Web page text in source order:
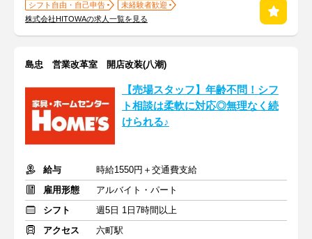
シフト自由・自己申告
未経験者歓迎
株式会社HITOWAの求人一覧を見る
島忠 営業改革室 開店改装(八潮)
【売場スタッフ】年齢不問！シフ
ト相談は柔軟に対応◎無理なく続
けられる♪
給与
時給1550円＋交通費支給
雇用形態
アルバイト・パート
シフト
週5日 1日7時間以上
アクセス
六町駅